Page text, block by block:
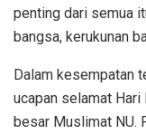
penting dari semua
bangsa, kerukunan
Dalam kesempatan
ucapan selamat
besar Muslimat NU.